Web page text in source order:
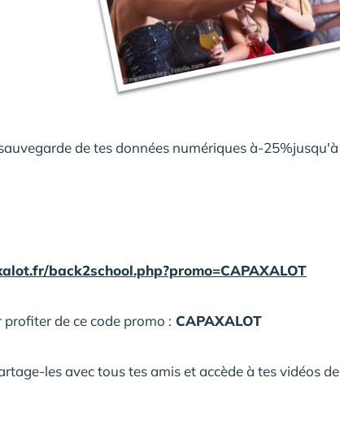
de tes données numériques à-25%jusqu'à
back2school.php?promo=CAPAXALOT
de ce code promo : CAPAXALOT
les avec tous tes amis et accède à tes vidéos de